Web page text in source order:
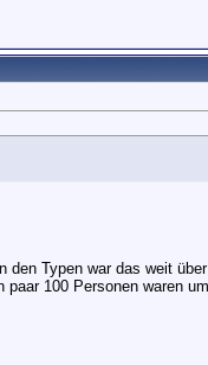
Typen war das weit
100 Personen waren